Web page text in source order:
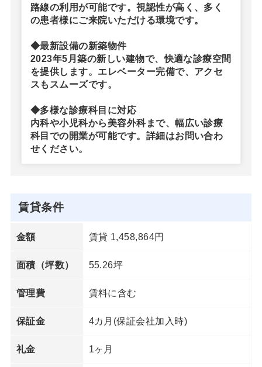
路線の利用が可能です。視認性が高く、多く
の患者様にご来院いただける環境です。
◆最新設備の新築物件
2023年5月築の新しい建物で、快適な診療空間
を提供します。エレベーター完備で、アクセ
スもスムーズです。
◆多様な診療科目に対応
内科や小児科から美容外科まで、幅広い診療
科目での開業が可能です。詳細はお問い合わ
せください。
賃貸条件
金額 賃貸 1,458,864円
面積（坪数） 55.26坪
管理費 賃料に含む
保証金 4カ月(保証会社加入時)
礼金 1ヶ月